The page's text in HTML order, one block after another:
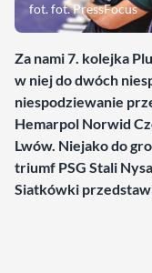
fot. fot. PressFocus
Za nami 7. kolejka
w niej do dwóch
niespodziewanie
Hemarpol Norwid
Lwów. Niejako do
triumf PSG Stali
Siatkówki